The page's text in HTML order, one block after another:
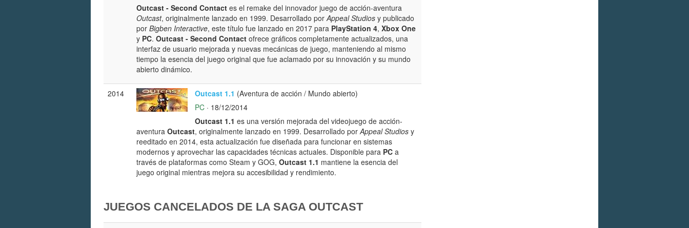
Outcast - Second Contact es el remake del innovador juego de acción-aventura
Outcast, originalmente lanzado en 1999. Desarrollado porAppeal Studios y publicado
por Bigben Interactive, este título fue lanzado en 2017 para PlayStation 4, Xbox One
y PC. Outcast - Second Contact ofrece gráficos completamente actualizados, una
interfaz de usuario mejorada y nuevas mecánicas de juego, manteniendo al mismo
tiempo la esencia del juego original que fue aclamado por su innovación y su mundo
abierto dinámico.
2014 Outcast 1.1 (Aventura de acción / Mundo abierto)
PC · 18/12/2014
Outcast 1.1 es una versión mejorada del videojuego de acción-
aventura Outcast, originalmente lanzado en 1999. Desarrollado porAppeal Studios y
reeditado en 2014, esta actualización fue diseñada para funcionar en sistemas
modernos y aprovechar las capacidades técnicas actuales. Disponible para PC a
través de plataformas como Steam y GOG, Outcast 1.1 mantiene la esencia del
juego original mientras mejora su accesibilidad y rendimiento.
JUEGOS CANCELADOS DE LA SAGA OUTCAST